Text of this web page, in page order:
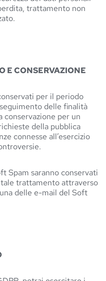
trattamento non
E CONSERVAZIONE
per il periodo
delle finalità
conservazione per un
della pubblica
connesse all’esercizio
Spam saranno conservati
trattamento attraverso
delle e-mail del Soft